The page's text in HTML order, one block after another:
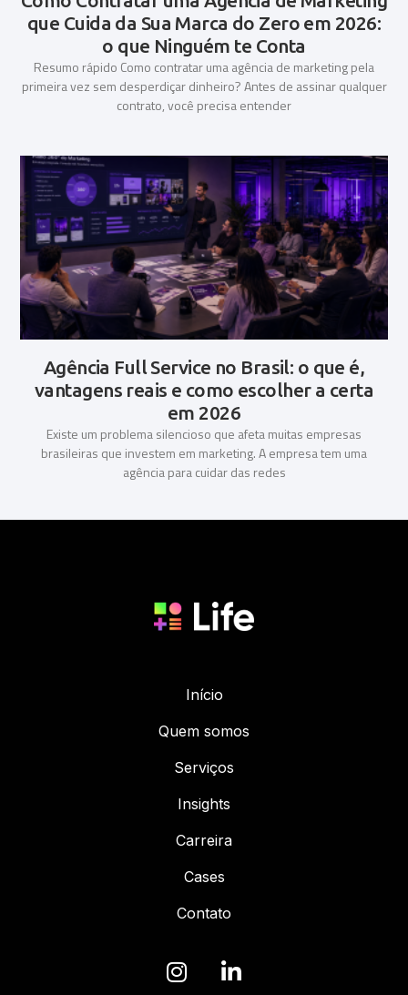
que Cuida da Sua Marca do Zero em 2026:
o que Ninguém te Conta
Resumo rápido Como contratar uma agência de marketing pela
primeira vez sem desperdiçar dinheiro? Antes de assinar qualquer
contrato, você precisa entender
Agência Full Service no Brasil: o que é,
vantagens reais e como escolher a certa
em 2026
Existe um problema silencioso que afeta muitas empresas
brasileiras que investem em marketing. A empresa tem uma
agência para cuidar das redes
Início
Quem somos
Serviços
Insights
Carreira
Cases
Contato